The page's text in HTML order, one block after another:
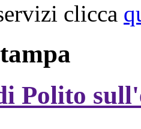
clicca
Polito